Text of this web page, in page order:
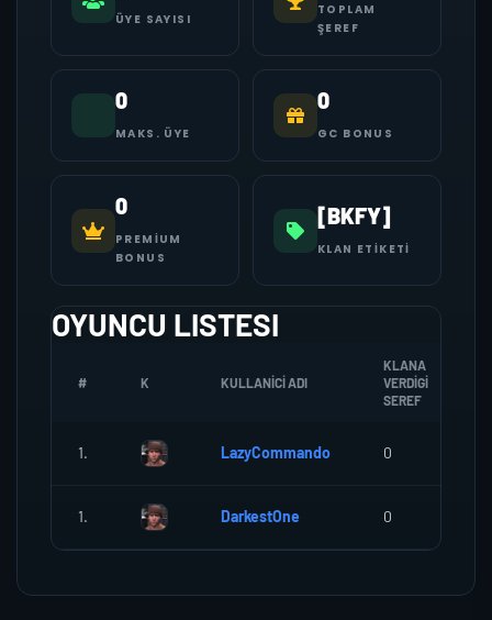
ÜYE SAYISI
TOPLAM
ŞEREF
0
MAKS. ÜYE
0
GC BONUS
0
PREMIUM
BONUS
[BKFY]
KLAN ETIKETI
OYUNCU LISTESI
# K KULLANICI ADI
KLANA
VERDIGI
SEREF
1. LazyCommando 0
1. DarkestOne 0